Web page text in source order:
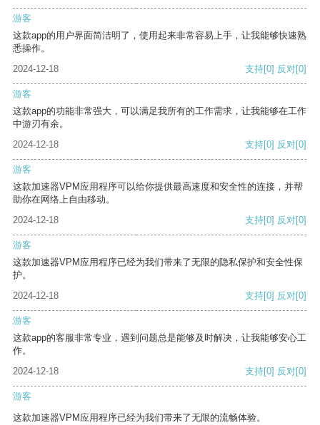
游客
这款app的用户界面简洁明了，使用起来非常容易上手，让我能够快速熟
悉操作。
2024-12-18
支持[0] 反对[0]
游客
这款app的功能非常强大，可以满足我所有的工作需求，让我能够在工作
中游刃有余。
2024-12-18
支持[0] 反对[0]
游客
这款加速器VPM应用程序可以给你提供最高速度和安全性的连接，并帮
助你在网络上自由移动。
2024-12-18
支持[0] 反对[0]
游客
这款加速器VPM应用程序已经为我们带来了无限的隐私保护和安全性保
护。
2024-12-18
支持[0] 反对[0]
游客
这款app的客服非常专业，遇到问题总是能够及时解决，让我能够安心工
作。
2024-12-18
支持[0] 反对[0]
游客
这款加速器VPM应用程序已经为我们带来了无限的流畅体验。